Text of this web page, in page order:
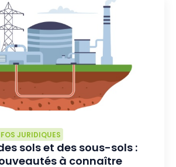
JURIDIQUES
sols et des sous-sols :
à connaître